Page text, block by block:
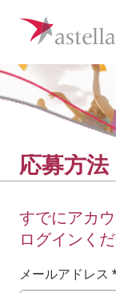
応募方法
すでにアカ
ログインく
ログイン：ユーザー名
メールアドレス